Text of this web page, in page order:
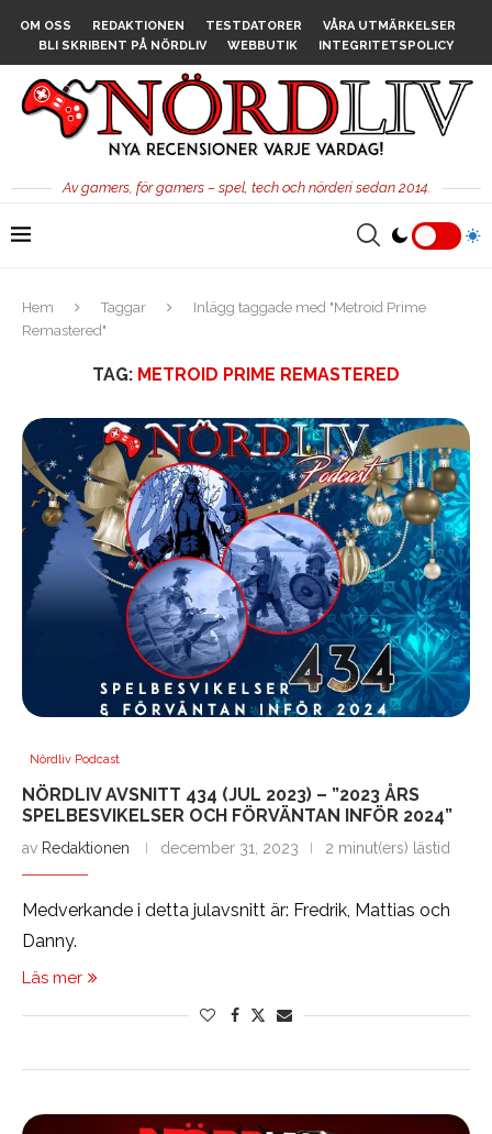
OM OSS REDAKTIONEN TESTDATORER
VÅRA UTMÄRKELSER
BLI SKRIBENT PÅ NÖRDLIV
WEBBUTIK INTEGRITETSPOLICY
Av gamers, för gamers – spel, tech och nörderi sedan 2014.
Hem Taggar
Inlägg taggade med "Metroid Prime
Remastered"
TAG: METROID PRIME REMASTERED
Nördliv Podcast
NÖRDLIV AVSNITT 434 (JUL 2023) – ”2023 ÅRS
SPELBESVIKELSER OCH FÖRVÄNTAN INFÖR 2024”
av Redaktionen december 31, 2023 2 minut(ers) lästid
Medverkande i detta julavsnitt är: Fredrik, Mattias och
Danny.
Läs mer